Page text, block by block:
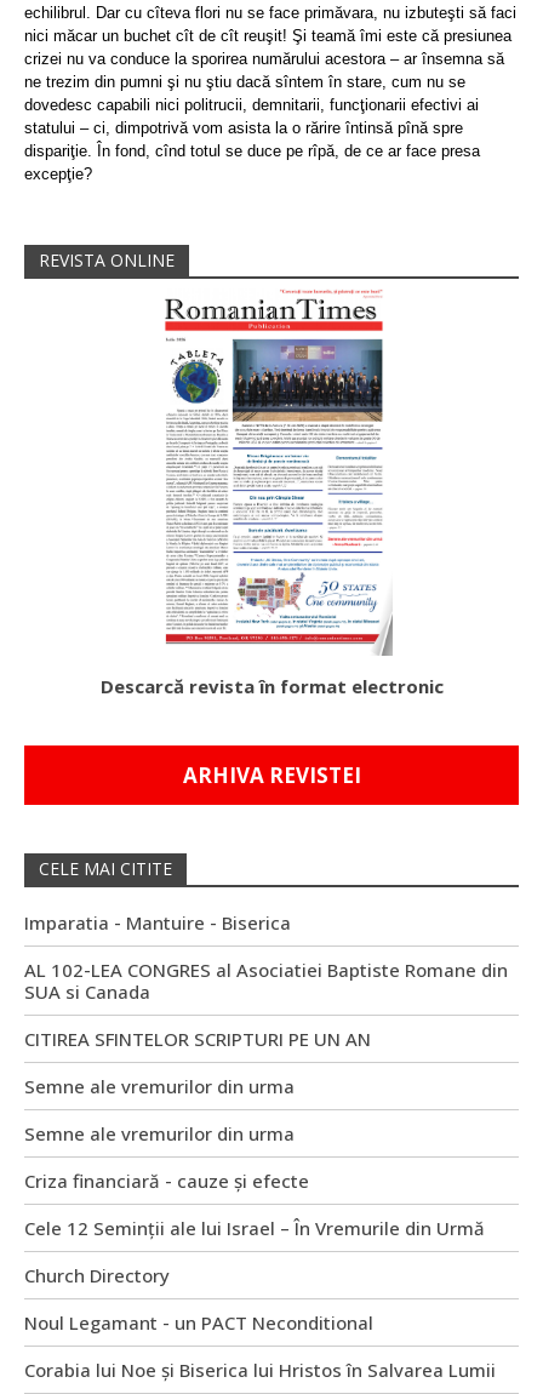
echilibrul. Dar cu cîteva flori nu se face primăvara, nu izbuteşti să faci
nici măcar un buchet cît de cît reuşit! Şi teamă îmi este că presiunea
crizei nu va conduce la sporirea numărului acestora – ar însemna să
ne trezim din pumni şi nu ştiu dacă sîntem în stare, cum nu se
dovedesc capabili nici politrucii, demnitarii, funcţionarii efectivi ai
statului – ci, dimpotrivă vom asista la o rărire întinsă pînă spre
dispariţie. În fond, cînd totul se duce pe rîpă, de ce ar face presa
excepţie?
REVISTA ONLINE
Descarcă revista în format electronic
ARHIVA REVISTEI
CELE MAI CITITE
Imparatia - Mantuire - Biserica
AL 102-LEA CONGRES al Asociatiei Baptiste Romane din
SUA si Canada
CITIREA SFINTELOR SCRIPTURI PE UN AN
Semne ale vremurilor din urma
Semne ale vremurilor din urma
Criza financiară - cauze și efecte
Cele 12 Seminții ale lui Israel – În Vremurile din Urmă
Church Directory
Noul Legamant - un PACT Neconditional
Corabia lui Noe și Biserica lui Hristos în Salvarea Lumii